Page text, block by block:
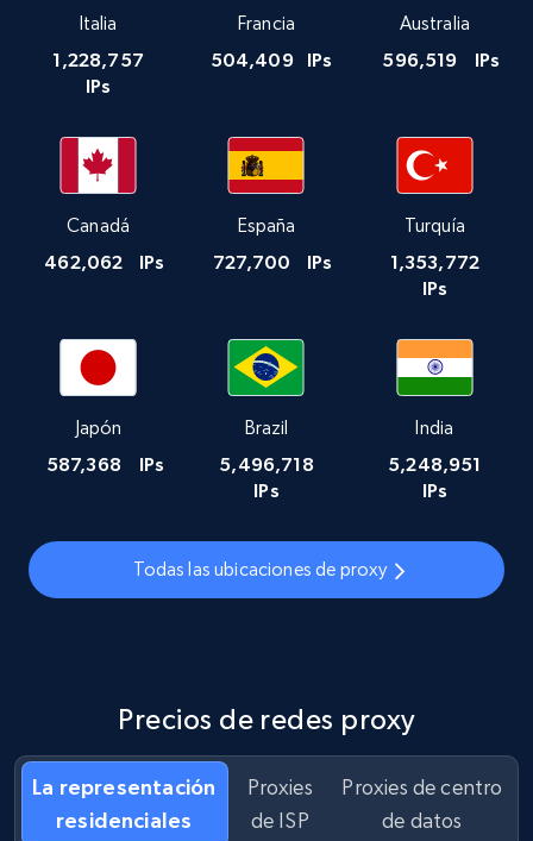
Italia
1,228,757
IPs
Francia
504,409 IPs
Australia
596,519 IPs
Canadá
462,062 IPs
España
727,700 IPs
Turquía
1,353,772
IPs
Japón
587,368 IPs
Brazil
5,496,718
IPs
India
5,248,951
IPs
Todas las ubicaciones de proxy
Precios de redes proxy
La representación
residenciales
Proxies
de ISP
Proxies de centro
de datos